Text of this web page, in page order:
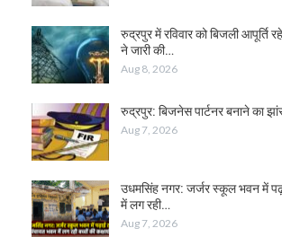
रुद्रपुर में रविवार को बिजली आपूर्ति
ने जारी की…
Aug 8, 2026
रुद्रपुर: बिजनेस पार्टनर बनाने का
Aug 7, 2026
उधमसिंह नगर: जर्जर स्कूल भवन में
में लग रही…
Aug 7, 2026